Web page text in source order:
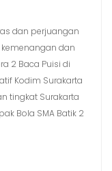
dan perjuangan
kemenangan dan
2 Baca Puisi di
Kodim Surakarta
tingkat Surakarta
Bola SMA Batik 2